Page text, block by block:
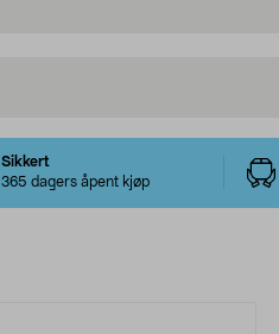
Sikkert
365 dagers åpent kjøp